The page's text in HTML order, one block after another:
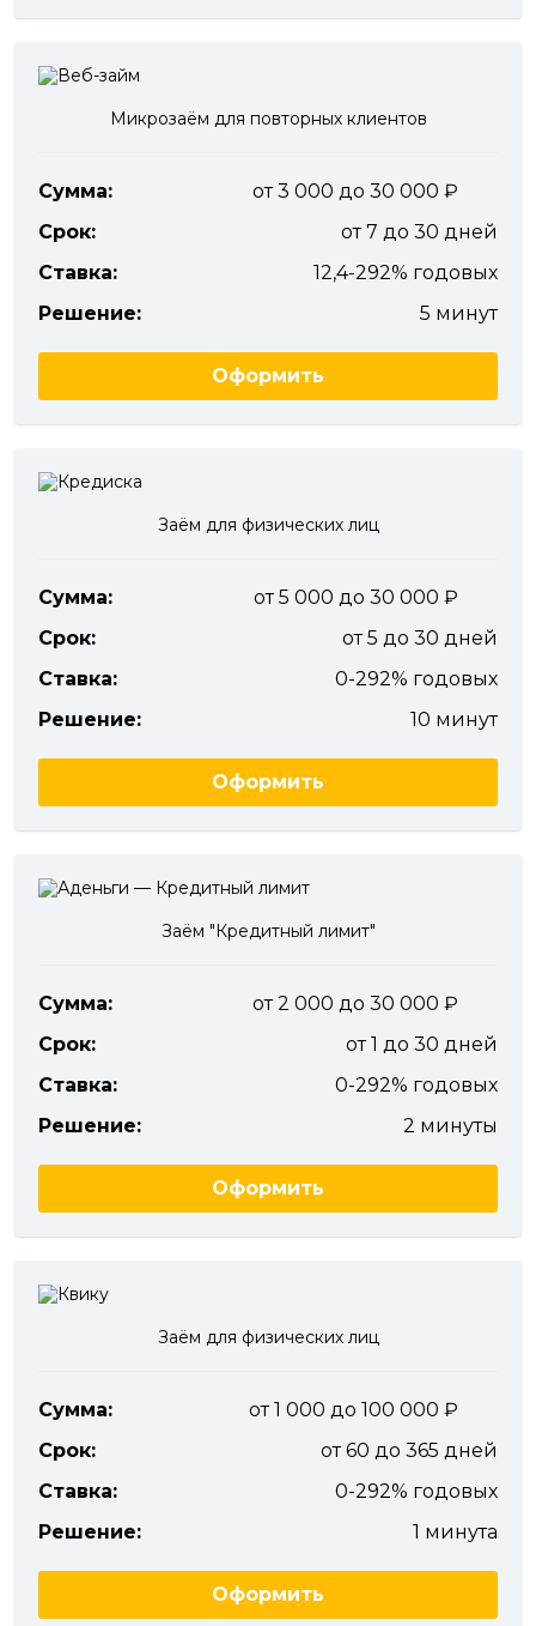
Микрозаём для повторных клиентов
Сумма:
от 3 000 до 30 000
Срок:
от 7 до 30 дней
Ставка:
12,4-292% годовых
Решение:
5 минут
Оформить
Заём для физических лиц
Сумма:
от 5 000 до 30 000
Срок:
от 5 до 30 дней
Ставка:
0-292% годовых
Решение:
10 минут
Оформить
Заём "Кредитный лимит"
Сумма:
от 2 000 до 30 000
Срок:
от 1 до 30 дней
Ставка:
0-292% годовых
Решение:
2 минуты
Оформить
Заём для физических лиц
Сумма:
от 1 000 до 100 000
Срок:
от 60 до 365 дней
Ставка:
0-292% годовых
Решение:
1 минута
Оформить